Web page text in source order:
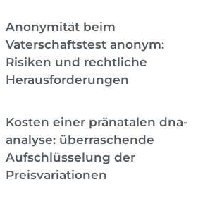
Anonymität beim
Vaterschaftstest anonym:
Risiken und rechtliche
Herausforderungen
Kosten einer pränatalen dna-
analyse: überraschende
Aufschlüsselung der
Preisvariationen